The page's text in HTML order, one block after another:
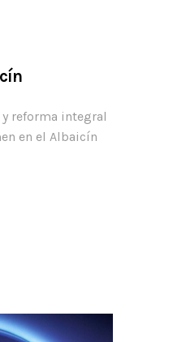
reforma integral
en el Albaicín